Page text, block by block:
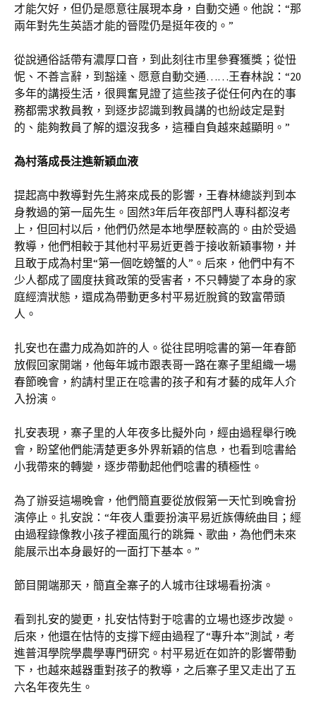
才能欠好，但仍是愿意往展現本身，自動交通。他說：“那
兩年對先生英語才能的晉陞仍是挺年夜的。”
從說通俗話帶有濃厚口音，到此刻往市里參賽獲獎；從忸
怩、不善言辭，到豁達、愿意自動交通……王春林說：“20
多年的講授生活，很興奮見證了這些孩子從任何內在的事
務都需求教員教，到逐步認識到教員講的也紛歧定是對
的、能夠教員了解的還沒我多，這種自負越來越顯明。”
為村落成長注進新穎血液
提起高中教導對先生將來成長的影響，王春林總談判到本
身教過的第一屆先生。固然3年后年夜部門人專科都沒考
上，但回村以后，他們仍然是本地學歷較高的。由於受過
教導，他們相較于其他村平易近更善于接收新穎事物，并
且敢于成為村里“第一個吃螃蟹的人”。后來，他們中有不
少人都成了國度扶貧政策的受害者，不只轉變了本身的家
庭經濟狀態，還成為帶動更多村平易近脫貧的致富帶頭
人。
扎安也在盡力成為如許的人。從往昆明唸書的第一年春節
放假回家開端，他每年城市跟表哥一路在寨子里組織一場
春節晚會，約請村里正在唸書的孩子和有才藝的成年人介
入扮演。
扎安表現，寨子里的人年夜多比擬外向，經由過程舉行晚
會，盼望他們能清楚更多外界新穎的信息，也看到唸書給
小我帶來的轉變，逐步帶動起他們唸書的積極性。
為了辦妥這場晚會，他們簡直要從放假第一天忙到晚會扮
演停止。扎安說：“年夜人重要扮演平易近族傳統曲目；經
由過程錄像教小孩子裡面風行的跳舞、歌曲，為他們未來
能展示出本身最好的一面打下基本。”
節目開端那天，簡直全寨子的人城市往球場看扮演。
看到扎安的變更，扎安怙恃對于唸書的立場也逐步改變。
后來，他還在怙恃的支撐下經由過程了“專升本”測試，考
進普洱學院學農學專門研究。村平易近在如許的影響帶動
下，也越來越器重對孩子的教導，之后寨子里又走出了五
六名年夜先生。